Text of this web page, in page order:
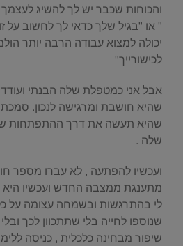
והכוחות שכבר יש לך להשיג לעצמך
" או "בגיל שלך כדאי לך לחשוב על
יכולה למצוא עבודה הרבה יותר
לכישורייך"
אבל אני כמטפלת שלה הבנתי
שהיא חושבת ומרגישה לנכון.
שהיא תעשה את דרך ההתפתחות
שלה .
ועכשיו להפתעה , לא עברו מספר
מתענגת ממצבה החדש ועכשיו
לי בהתרגשות ובשמחה עצומה על
שנוספו לחייה בלי שתתכוון לכך
שיפור מבחינה כלכלית , כניסה